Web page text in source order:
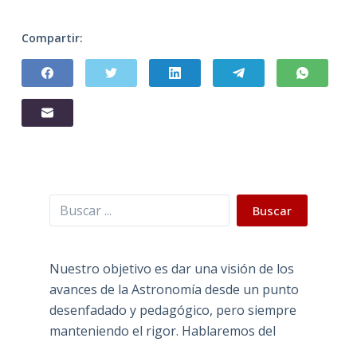
Compartir:
Buscar Buscar
Nuestro objetivo es dar una visión de los
avances de la Astronomía desde un punto
desenfadado y pedagógico, pero siempre
manteniendo el rigor. Hablaremos del